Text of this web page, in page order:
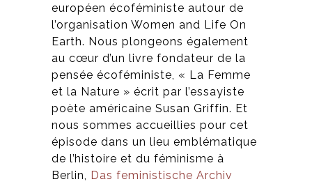
européen écoféministe autour de
l’organisation Women and Life On
Earth. Nous plongeons également
au cœur d’un livre fondateur de la
pensée écoféministe, « La Femme
et la Nature » écrit par l’essayiste
poète américaine Susan Griffin. Et
nous sommes accueillies pour cet
épisode dans un lieu emblématique
de l’histoire et du féminisme à
Berlin, Das feministische Archiv